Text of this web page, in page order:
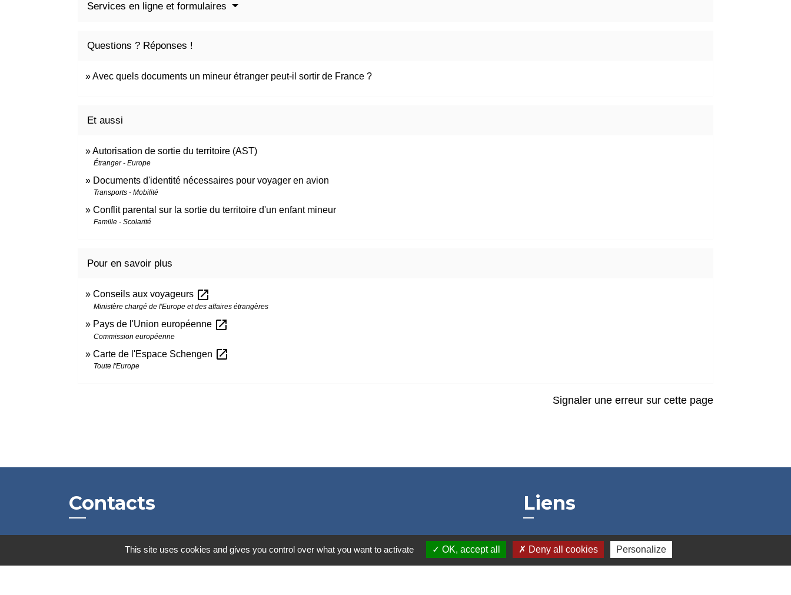
Services en ligne et formulaires
Questions ? Réponses !
Avec quels documents un mineur étranger peut-il sortir de France ?
Et aussi
Autorisation de sortie du territoire (AST)
Étranger - Europe
Documents d'identité nécessaires pour voyager en avion
Transports - Mobilité
Conflit parental sur la sortie du territoire d'un enfant mineur
Famille - Scolarité
Pour en savoir plus
Conseils aux voyageurs open_in_new
Ministère chargé de l'Europe et des affaires étrangères
Pays de l'Union européenne open_in_new
Commission européenne
Carte de l'Espace Schengen open_in_new
Toute l'Europe
Signaler une erreur sur cette page
Contacts
Mairie de Marssac-sur-Tarn
Liens
Grand Albigeois
Conseil Départemental du Tarn
This site uses cookies and gives you control over what you want to activate OK, accept all Deny all cookies Personalize